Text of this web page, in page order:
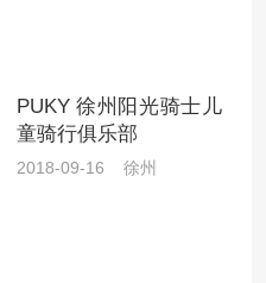
PUKY 徐州阳光骑士儿
童骑行俱乐部
2018-09-16 徐州